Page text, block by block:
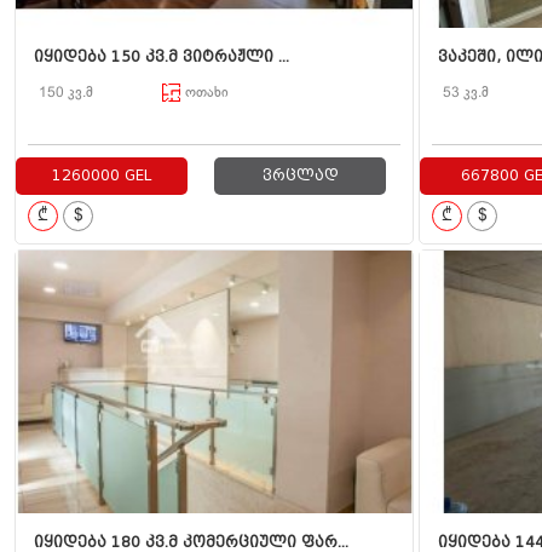
იყიდება 150 კვ.მ ვიტრაჟლი ...
150 კვ.მ ოთახი
1260000 GEL ვრცლად
₾ $
ვაკეში,
53 კვ.მ
667800
₾ $
იყიდება 180 კვ.მ კომერციული ფარ... იყიდება